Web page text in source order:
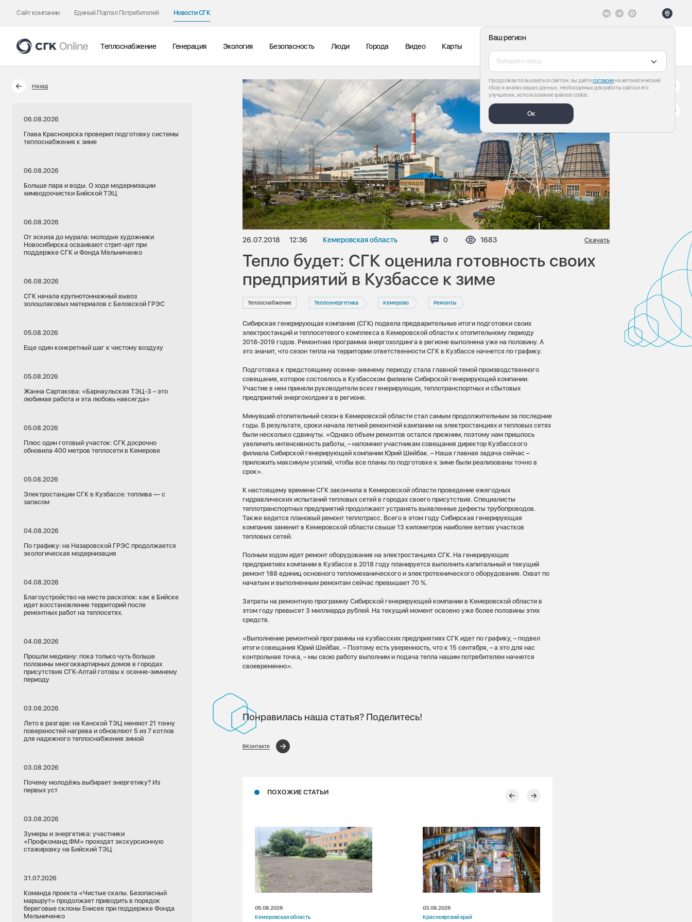
Сайт компании Единый Портал Потребителей Новости СГК
Ваш регион
Выберите город
Продолжая пользоваться сайтом, вы даётесогласиена автоматический
сбор и анализ ваших данных, необходимых для работы сайта и его
улучшения, использование файлов cookie.
Ок
Теплоснабжение Генерация Экология Безопасность Люди Города Видео Карты
Назад
06.08.2026
Глава Красноярска проверил подготовку системы
теплоснабжения к зиме
06.08.2026
Больше пара и воды. О ходе модернизации
химводоочистки Бийской ТЭЦ
06.08.2026
От эскиза до мурала: молодые художники
Новосибирска осваивают стрит-арт при
поддержке СГК и Фонда Мельниченко
06.08.2026
СГК начала крупнотоннажный вывоз
золошлаковых материалов с Беловской ГРЭС
05.08.2026
Еще один конкретный шаг к чистому воздуху
05.08.2026
Жанна Сартакова: «Барнаульская ТЭЦ-3 – это
любимая работа и эта любовь навсегда»
05.08.2026
Плюс один готовый участок: СГК досрочно
обновила 400 метров теплосети в Кемерове
05.08.2026
Электростанции СГК в Кузбассе: топлива — с
запасом
04.08.2026
По графику: на Назаровской ГРЭС продолжается
экологическая модернизация
04.08.2026
Благоустройство на месте раскопок: как в Бийске
идет восстановление территорий после
ремонтных работ на теплосетях.
04.08.2026
Прошли медиану: пока только чуть больше
половины многоквартирных домов в городах
присутствия СГК-Алтай готовы к осенне-зимнему
периоду
03.08.2026
Лето в разгаре: на Канской ТЭЦ меняют 21 тонну
поверхностей нагрева и обновляют 5 из 7 котлов
для надежного теплоснабжения зимой
03.08.2026
Почему молодёжь выбирает энергетику? Из
первых уст
03.08.2026
Зумеры и энергетика: участники
«Профкоманд.ФМ» проходят экскурсионную
стажировку на Бийский ТЭЦ
31.07.2026
Команда проекта «Чистые скалы. Безопасный
маршрут» продолжает приводить в порядок
береговые склоны Енисея при поддержке Фонда
Мельниченко
26.07.2018 12:36 Кемеровская область Комментариев:
0 Просмотров:
1683 Скачать
Тепло будет: СГК оценила готовность своих
предприятий в Кузбассе к зиме
Теплоснабжение Теплоэнергетика Кемерово Ремонты
Сибирская генерирующая компания (СГК) подвела предварительные итоги подготовки своих
электростанций и теплосетевого комплекса в Кемеровской области к отопительному периоду
2018-2019 годов. Ремонтная программа энергохолдинга в регионе выполнена уже на половину. А
это значит, что сезон тепла на территории ответственности СГК в Кузбассе начнется по графику.
Подготовка к предстоящему осенне-зимнему периоду стала главной темой производственного
совещания, которое состоялось в Кузбасском филиале Сибирской генерирующей компании.
Участие в нем приняли руководители всех генерирующих, теплотранспортных и сбытовых
предприятий энергохолдинга в регионе.
Минувший отопительный сезон в Кемеровской области стал самым продолжительным за последние
годы. В результате, сроки начала летней ремонтной кампании на электростанциях и тепловых сетях
были несколько сдвинуты. «Однако объем ремонтов остался прежним, поэтому нам пришлось
увеличить интенсивность работы, – напомнил участникам совещания директор Кузбасского
филиала Сибирской генерирующей компании Юрий Шейбак. – Наша главная задача сейчас –
приложить максимум усилий, чтобы все планы по подготовке к зиме были реализованы точно в
срок».
К настоящему времени СГК закончила в Кемеровской области проведение ежегодных
гидравлических испытаний тепловых сетей в городах своего присутствия. Специалисты
теплотранспортных предприятий продолжают устранять выявленные дефекты трубопроводов.
Также ведется плановый ремонт теплотрасс. Всего в этом году Сибирская генерирующая
компания заменит в Кемеровской области свыше 13 километров наиболее ветхих участков
тепловых сетей.
Полным ходом идет ремонт оборудования на электростанциях СГК. На генерирующих
предприятиях компании в Кузбассе в 2018 году планируется выполнить капитальный и текущий
ремонт 188 единиц основного тепломеханического и электротехнического оборудования. Охват по
начатым и выполненным ремонтам сейчас превышает 70 %.
Затраты на ремонтную программу Сибирской генерирующей компании в Кемеровской области в
этом году превысят 3 миллиарда рублей. На текущий момент освоено уже более половины этих
средств.
«Выполнение ремонтной программы на кузбасских предприятиях СГК идет по графику, – подвел
итоги совещания Юрий Шейбак. – Поэтому есть уверенность, что к 15 сентября, – а это для нас
контрольная точка, – мы свою работу выполним и подача тепла нашим потребителям начнется
своевременно».
Понравилась наша статья? Поделитесь!
ВКонтакте
ПОХОЖИЕ СТАТЬИ
22.07.2026
05.08.2026
Кемеровская область
03.08.2026
Красноярский край